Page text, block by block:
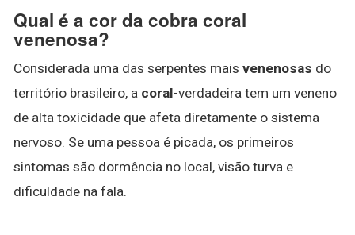
Qual é a cor da cobra coral
venenosa?
Considerada uma das serpentes mais venenosas do
território brasileiro, a coral-verdadeira tem um veneno
de alta toxicidade que afeta diretamente o sistema
nervoso. Se uma pessoa é picada, os primeiros
sintomas são dormência no local, visão turva e
dificuldade na fala.